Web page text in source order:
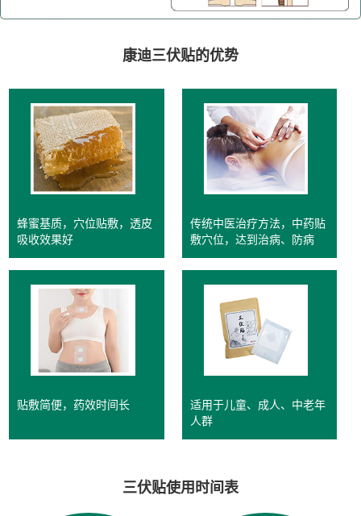
康迪三伏贴的优势
蜂蜜基质，穴位贴敷，透皮
吸收效果好
传统中医治疗方法，中药贴
敷穴位，达到治病、防病
贴敷简便，药效时间长
适用于儿童、成人、中老年
人群
三伏贴使用时间表